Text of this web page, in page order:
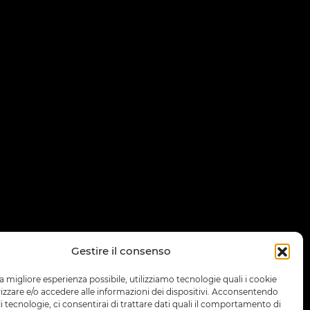
Gestire il consenso
migliore esperienza possibile, utilizziamo tecnologie quali i cookie
e/o accedere alle informazioni dei dispositivi. Acconsentendo
tecnologie, ci consentirai di trattare dati quali il comportamento di